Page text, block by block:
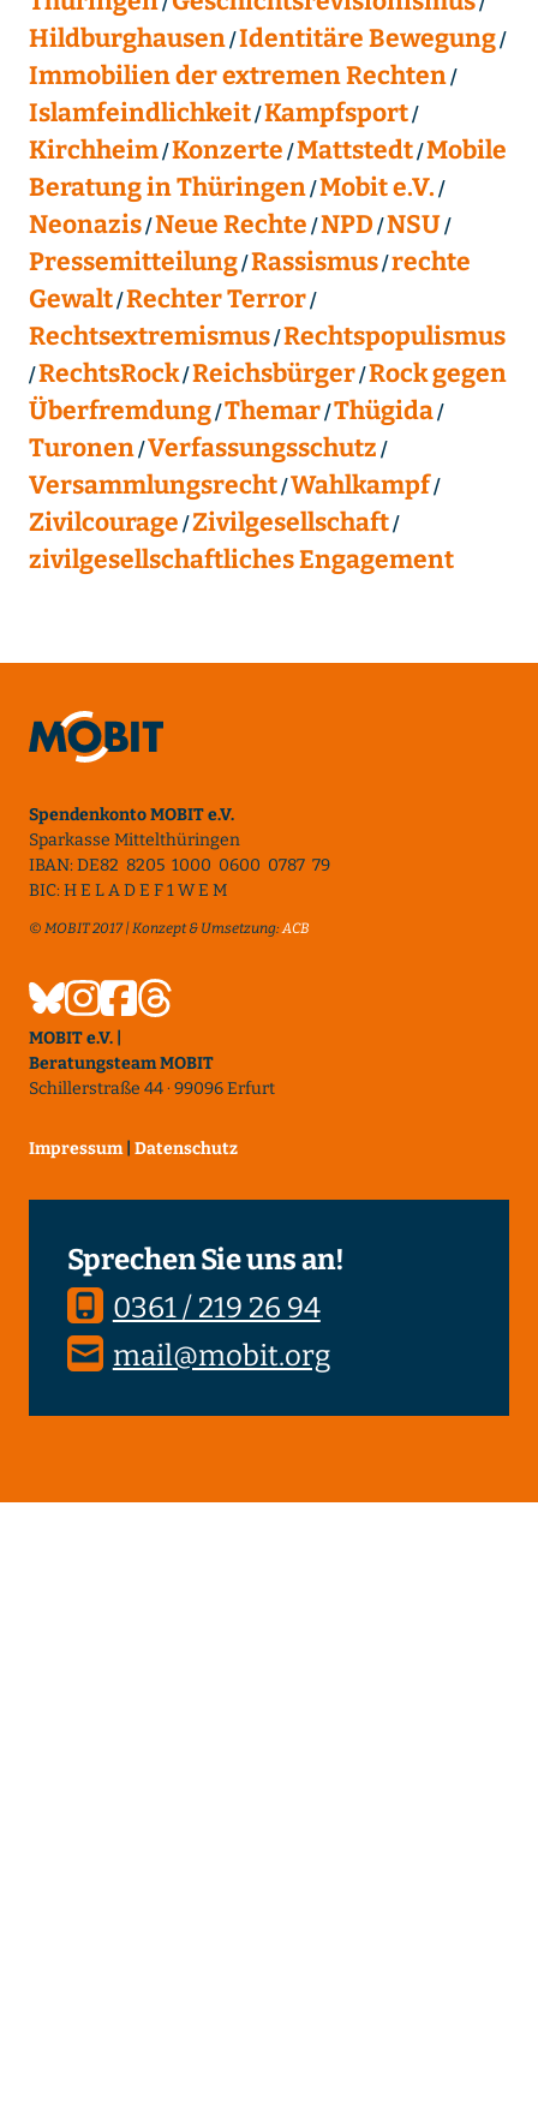
Hildburghausen Identitäre Bewegung
Immobilien der extremen Rechten
Islamfeindlichkeit Kampfsport
Kirchheim Konzerte Mattstedt Mobile
Beratung in Thüringen Mobit e.V.
Neonazis Neue Rechte NPD NSU
Pressemitteilung Rassismus rechte
Gewalt Rechter Terror
Rechtsextremismus Rechtspopulismus
RechtsRock Reichsbürger Rock gegen
Überfremdung Themar Thügida
Turonen Verfassungsschutz
Versammlungsrecht Wahlkampf
Zivilcourage Zivilgesellschaft
zivilgesellschaftliches Engagement
Spendenkonto MOBIT e.V.
Sparkasse Mittelthüringen
IBAN: DE82 8205 1000 0600 0787 79
BIC: H E L A D E F 1 W E M
© MOBIT 2017 | Konzept & Umsetzung:ACB
MOBIT e.V. |
Beratungsteam MOBIT
Schillerstraße 44 · 99096 Erfurt
Impressum Datenschutz
Sprechen Sie uns an!
0361 / 219 26 94
mail@mobit.org